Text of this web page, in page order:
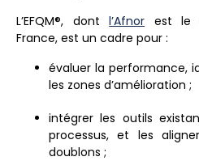
L’EFQM®, dontl’Afnor est le
France, est un cadre pour :
évaluer la performance,
les zones d’amélioration ;
intégrer les outils
processus, et les
doublons ;